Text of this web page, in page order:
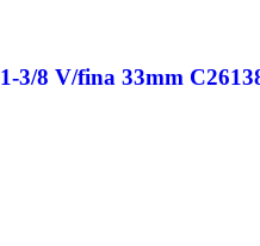
3/8 V/fina 33mm